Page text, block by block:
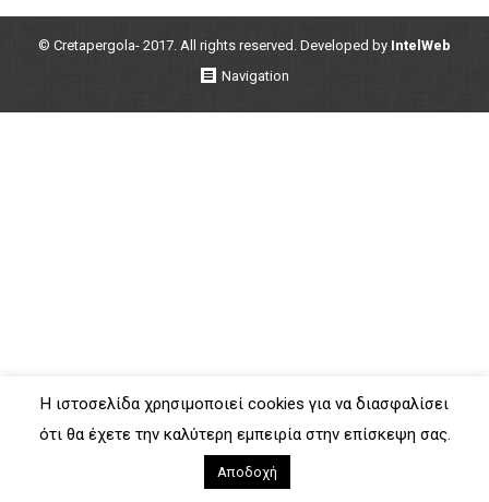
© Cretapergola- 2017. All rights reserved. Developed by IntelWeb
Navigation
Η ιστοσελίδα χρησιμοποιεί cookies για να διασφαλίσει
ότι θα έχετε την καλύτερη εμπειρία στην επίσκεψη σας.
Αποδοχή